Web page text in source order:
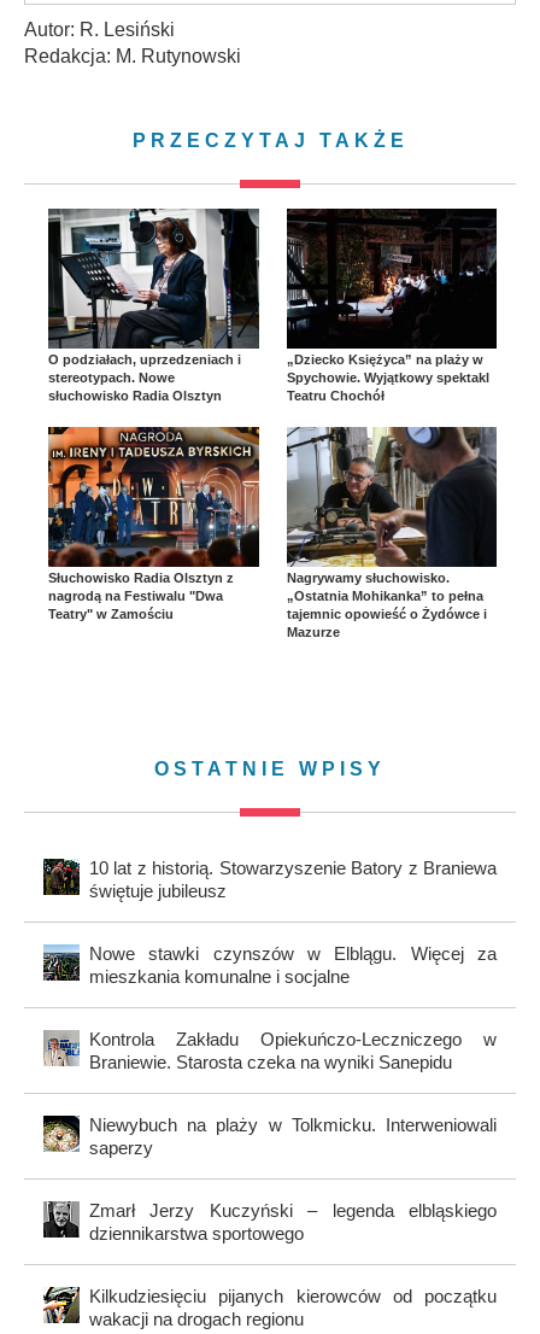
Autor: R. Lesiński
Redakcja: M. Rutynowski
PRZECZYTAJ TAKŻE
O podziałach, uprzedzeniach i
stereotypach. Nowe
słuchowisko Radia Olsztyn
„Dziecko Księżyca” na plaży w
Spychowie. Wyjątkowy spektakl
Teatru Chochół
Słuchowisko Radia Olsztyn z
nagrodą na Festiwalu "Dwa
Teatry" w Zamościu
Nagrywamy słuchowisko.
„Ostatnia Mohikanka” to pełna
tajemnic opowieść o Żydówce i
Mazurze
OSTATNIE WPISY
10 lat z historią. Stowarzyszenie Batory z Braniewa
świętuje jubileusz
Nowe stawki czynszów w Elblągu. Więcej za
mieszkania komunalne i socjalne
Kontrola Zakładu Opiekuńczo-Leczniczego w
Braniewie. Starosta czeka na wyniki Sanepidu
Niewybuch na plaży w Tolkmicku. Interweniowali
saperzy
Zmarł Jerzy Kuczyński – legenda elbląskiego
dziennikarstwa sportowego
Kilkudziesięciu pijanych kierowców od początku
wakacji na drogach regionu